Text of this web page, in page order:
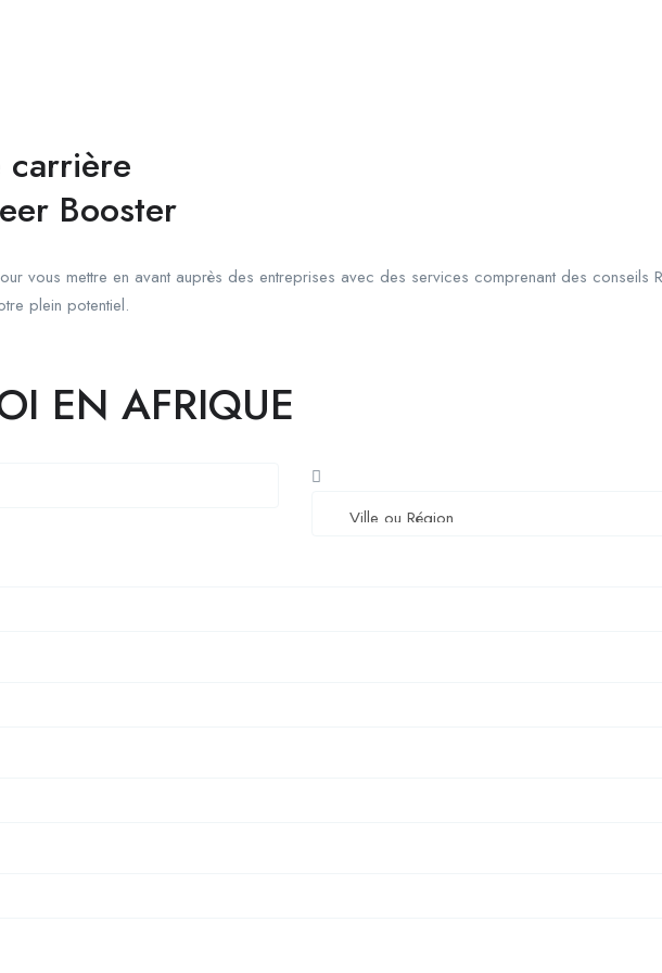
carrière
Booster
vous mettre en avant auprès des entreprises avec des services comprenant des
plein potentiel.
EN AFRIQUE